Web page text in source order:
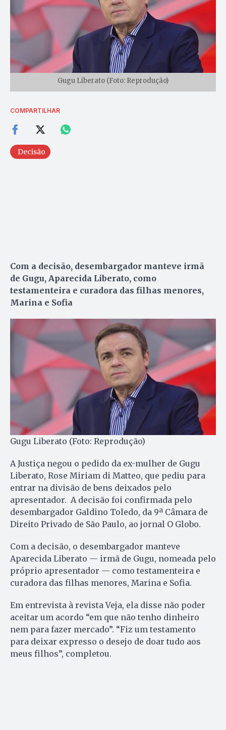
Gugu Liberato (Foto: Reprodução)
COMPARTILHAR
Decisão
Com a decisão, desembargador manteve irmã
de Gugu, Aparecida Liberato, como
testamenteira e curadora das filhas menores,
Marina e Sofia
Gugu Liberato (Foto: Reprodução)
A Justiça negou o pedido da ex-mulher de Gugu
Liberato, Rose Miriam di Matteo, que pediu para
entrar na divisão de bens deixados pelo
apresentador. A decisão foi confirmada pelo
desembargador Galdino Toledo, da 9ª Câmara de
Direito Privado de São Paulo, ao jornal O Globo.
Com a decisão, o desembargador manteve
Aparecida Liberato — irmã de Gugu, nomeada pelo
próprio apresentador — como testamenteira e
curadora das filhas menores, Marina e Sofia.
Em entrevista à revista Veja, ela disse não poder
aceitar um acordo “em que não tenho dinheiro
nem para fazer mercado”. “Fiz um testamento
para deixar expresso o desejo de doar tudo aos
meus filhos”, completou.